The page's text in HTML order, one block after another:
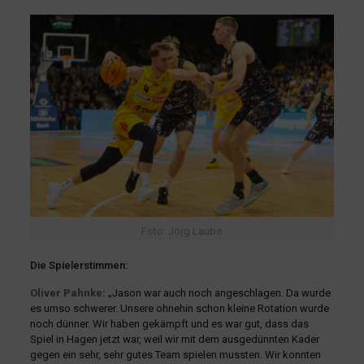
Foto: Jörg Laube
Die Spielerstimmen:
Oliver Pahnke: „Jason war auch noch angeschlagen. Da wurde
es umso schwerer. Unsere ohnehin schon kleine Rotation wurde
noch dünner. Wir haben gekämpft und es war gut, dass das
Spiel in Hagen jetzt war, weil wir mit dem ausgedünnten Kader
gegen ein sehr, sehr gutes Team spielen mussten. Wir konnten